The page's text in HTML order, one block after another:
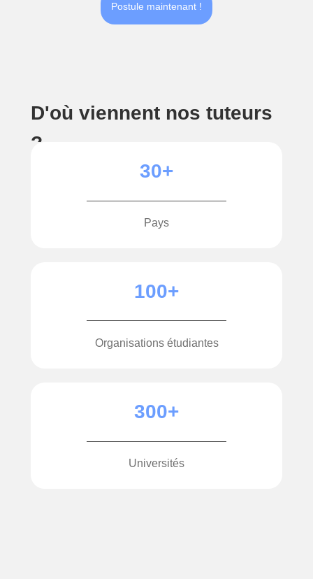
Postule maintenant !
D'où viennent nos tuteurs
?
Pays
30+
Universités
300+
Organisations étudiantes
100+